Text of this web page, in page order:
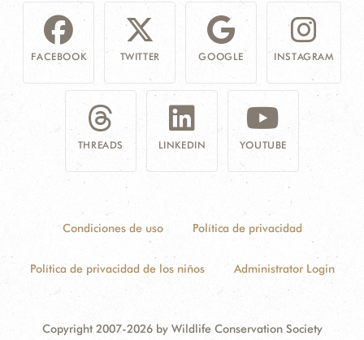
FACEBOOK TWITTER GOOGLE INSTAGRAM
THREADS LINKEDIN YOUTUBE
Condiciones de uso Política de privacidad
Política de privacidad de los niños Administrator Login
Copyright 2007-2026 by Wildlife Conservation Society